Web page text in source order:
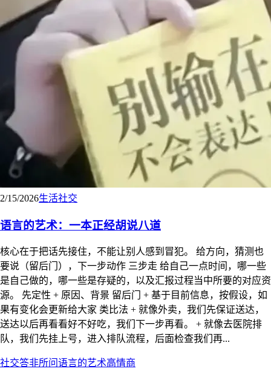
2/15/2026生活社交
语言的艺术：一本正经胡说八道
核心在于把话先接住，不能让别人感到冒犯。 给方向，猜测也
要说（留后门），下一步动作 三步走 给自己一点时间，哪一些
是自己做的，哪一些是存疑的，以及汇报过程当中所要的对应资
源。 先定性 + 原因、背景 留后门 + 基于目前信息，按假设，如
果有变化会更新给大家 类比法 + 就像外卖，我们先保证送达，
送达以后再看看好不好吃，我们下一步再看。 + 就像去医院排
队，我们先挂上号，进入排队流程，后面检查我们再...
社交答非所问语言的艺术高情商